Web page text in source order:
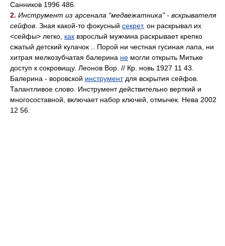
Санников 1996 486.
2. Инструмент из арсенала "медвежатника" - вскрывателя
сейфов . Зная какой-то фокусный секрет, он раскрывал их
<сейфы> легко, как взрослый мужчина раскрывает крепко
сжатый детский кулачок .. Порой ни честная гусиная лапа, ни
хитрая мелкозубчатая балерина не могли открыть Митьке
доступ к сокровищу. Леонов Вор. // Кр. новь 1927 11 43.
Балерина - воровской инструментдля вскрытия сейфов.
Талантливое слово. Инструмент действительно верткий и
многосоставной, включает набор ключей, отмычек. Нева 2002
12 56.